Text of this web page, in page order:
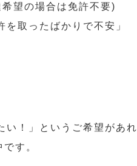
望の場合は免許不要)
取ったばかりで不安」
い！」というご希望があれ
す。